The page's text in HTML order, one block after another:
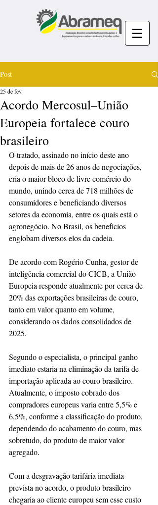
Post
Acordo Mercosul–União
Europeia fortalece couro
brasileiro
25 de fev.
O tratado, assinado no início deste ano
depois de mais de 26 anos de negociações,
cria o maior bloco de livre comércio do
mundo, unindo cerca de 718 milhões de
consumidores e beneficiando diversos
setores da economia, entre os quais está o
agronegócio. No Brasil, os benefícios
englobam diversos elos da cadeia.
De acordo com Rogério Cunha, gestor de
inteligência comercial do CICB, a União
Europeia responde atualmente por cerca de
20% das exportações brasileiras de couro,
tanto em valor quanto em volume,
considerando os dados consolidados de
2025.
Segundo o especialista, o principal ganho
imediato estaria na eliminação da tarifa de
importação aplicada ao couro brasileiro.
Atualmente, o imposto cobrado dos
compradores europeus varia entre 5,5% e
6,5%, conforme a classificação do produto,
dependendo do acabamento do couro, mas
sobretudo, do produto de maior valor
agregado.
Com a desgravação tarifária imediata
prevista no acordo, o produto brasileiro
chegaria ao cliente europeu sem esse custo